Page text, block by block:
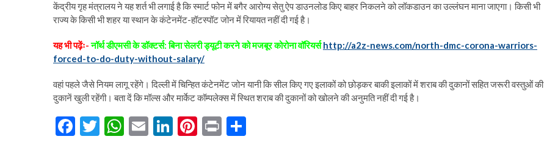
केंद्रीय गृह मंत्रालय ने यह शर्त भी लगाई है कि स्मार्ट फोन में बगैर आरोग्य सेतु ऐप डाउनलोड किए बाहर निकलने को लॉकडाउन का उल्लंघन माना जाएगा। किसी भी
राज्य के किसी भी शहर या स्थान के कंटेनमेंट-हॉटस्पॉट जोन में रियायत नहीं दी गई है।
यह भी पढ़ेंः-नॉर्थ डीएमसी के डॉक्टर्स: बिना सेलरी ड्यूटी करने को मजबूर कोरोना वॉरियर्स http://a2z-news.com/north-dmc-corona-warriors-
forced-to-do-duty-without-salary/
वहां पहले जैसे नियम लागू रहेंगे। दिल्ली में चिन्हित कंटेनमेंट जोन यानी कि सील किए गए इलाकों को छोड़कर बाकी इलाकों में शराब की दुकानों सहित जरूरी वस्तुओं की
दुकानें खुली रहेंगी। बता दें कि मॉल्स और मार्केट कॉम्पलेक्स में स्थित शराब की दुकानों को खोलने की अनुमति नहीं दी गई है।
F
T
W E
Li Pi Pr